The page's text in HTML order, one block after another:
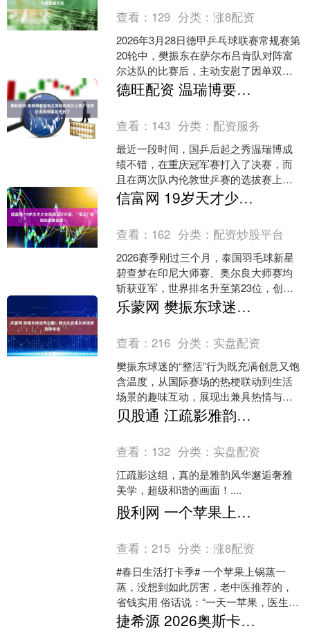
查看： 129 分类：涨8配资
2026年3月28日德甲乒乓球联赛常规赛第
20轮中，樊振东在萨尔布吕肯队对阵富
尔达队的比赛后，主动安慰了因单双打
均失利而情绪低落的年轻队友阿尔帕
斯。 关键场景还....
德旺配资 温瑞博要复制王楚钦的成长之路？成绩还没到但谣言先到了
查看： 143 分类： 配资服务
最近一段时间，国乒后起之秀温瑞博成
绩不错，在重庆冠军赛打入了决赛，而
且在两次队内伦敦世乒赛的选拔赛上也
进入决赛，遗憾的是都没有能拿下冠
军。 特别是世乒赛选拔，只....
信富网 19岁天才少女拒绝百万代言，“梁王”却深陷流量泥潭！
查看： 162 分类： 配资炒股平台
2026赛季刚过三个月，泰国羽毛球新星
碧查梦在印尼大师赛、奥尔良大师赛均
斩获亚军，世界排名升至第23位，创下
职业生涯新高。 然而真正引发关注的，
是她母亲在社交媒....
乐蒙网 樊振东球迷秀出圈！跨文化应援从球场燃到停车场
查看：216 分类： 实盘配资
樊振东球迷的“整活”行为既充满创意又饱
含温度，从国际赛场的热梗联动到生活
场景的趣味互动，展现出兼具热情与边
界感的独特应援文化。 一、赛场创意应
援：跨界玩梗点燃氛....
贝股通 江疏影雅韵风华邂逅奢雅美学
查看： 132 分类： 实盘配资
江疏影这组，真的是雅韵风华邂逅奢雅
美学，超级和谐的画面！....
股利网 一个苹果上锅蒸一蒸，没想到如此厉害，老中医推荐的，省钱实用
查看：215 分类：涨8配资
#春日生活打卡季# 一个苹果上锅蒸一
蒸，没想到如此厉害，老中医推荐的，
省钱实用 俗话说：“一天一苹果，医生远
离我。” 但你知道吗？苹果除了生吃，还
有一种更养生的....
捷希源 2026奥斯卡红毯：绑带高跟凉鞋的风格回潮